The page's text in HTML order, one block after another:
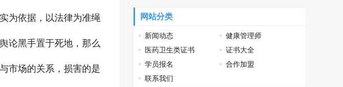
为依据，以法律为准绳
论黑手置于死地，那么
市场的关系，损害的是
网站分类
新闻动态
健康管理师
医药卫生类证书
证书大全
学员报名
合作加盟
联系我们